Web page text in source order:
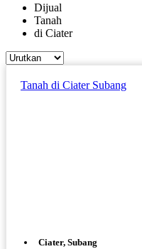
Dijual
Tanah
di Ciater
Tanah di Ciater Subang
Ciater, Subang